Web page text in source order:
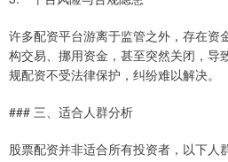
许多配资平台游离于监管之外，存在资
构交易、挪用资金，甚至突然关闭，导
规配资不受法律保护，纠纷难以解决。
### 三、适合人群分析
股票配资并非适合所有投资者，以下人